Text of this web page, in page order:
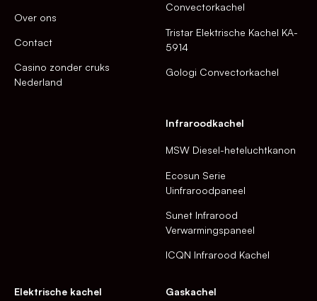
Over ons
Contact
Casino zonder cruks
Nederland
Convectorkachel
Tristar Elektrische Kachel KA-
5914
Gologi Convectorkachel
Infraroodkachel
MSW Diesel-heteluchtkanon
Ecosun Serie
Uinfraroodpaneel
Sunet Infrarood
Verwarmingspaneel
ICQN Infrarood Kachel
Elektrische kachel Gaskachel